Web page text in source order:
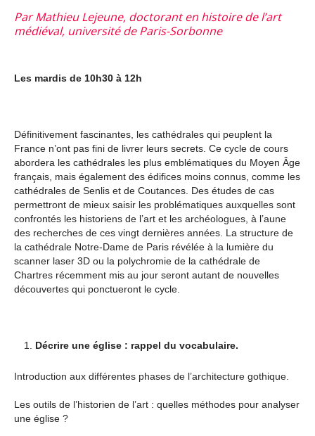
Par Mathieu Lejeune, doctorant en histoire de l’art
médiéval, université de Paris-Sorbonne
Les mardis de 10h30 à 12h
Définitivement fascinantes, les cathédrales qui peuplent la
France n’ont pas fini de livrer leurs secrets. Ce cycle de cours
abordera les cathédrales les plus emblématiques du Moyen Âge
français, mais également des édifices moins connus, comme les
cathédrales de Senlis et de Coutances. Des études de cas
permettront de mieux saisir les problématiques auxquelles sont
confrontés les historiens de l’art et les archéologues, à l’aune
des recherches de ces vingt dernières années. La structure de
la cathédrale Notre-Dame de Paris révélée à la lumière du
scanner laser 3D ou la polychromie de la cathédrale de
Chartres récemment mis au jour seront autant de nouvelles
découvertes qui ponctueront le cycle.
Décrire une église : rappel du vocabulaire.
Introduction aux différentes phases de l’architecture gothique.
Les outils de l’historien de l’art : quelles méthodes pour analyser
une église ?